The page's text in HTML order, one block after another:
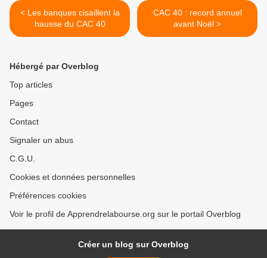
< Les banques cisaillent la
hausse du CAC 40
CAC 40 : record annuel
avant Noël >
Hébergé par Overblog
Top articles
Pages
Contact
Signaler un abus
C.G.U.
Cookies et données personnelles
Préférences cookies
Voir le profil de Apprendrelabourse.org sur le portail Overblog
Créer un blog sur Overblog